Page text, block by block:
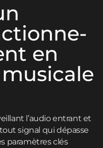
en
l’audio entrant et
signal qui dépasse
paramètres clés